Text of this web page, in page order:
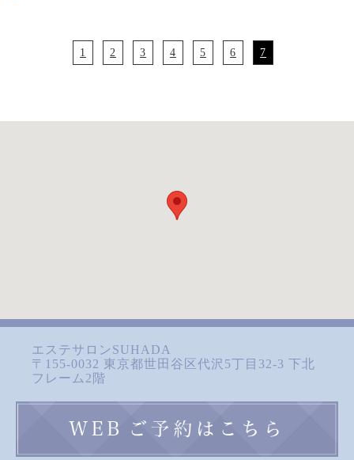
1 2 3 4 5 6 7
エステサロンSUHADA
〒155-0032 東京都世田谷区代沢5丁目32-3 下北
フレーム2階